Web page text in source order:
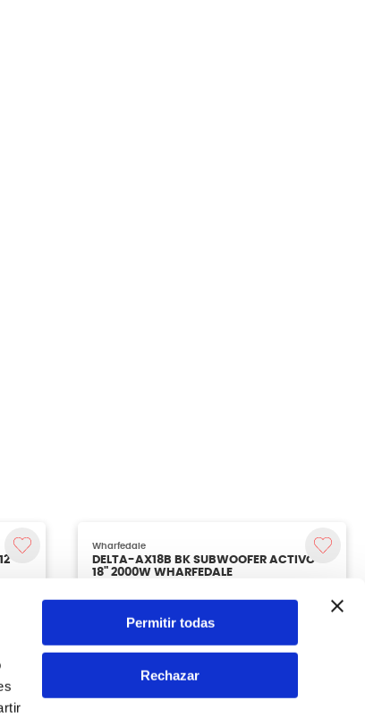
Permitir todas
Rechazar